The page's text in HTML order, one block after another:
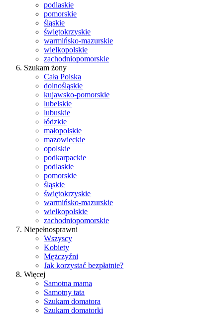
podlaskie
pomorskie
śląskie
świętokrzyskie
warmińsko-mazurskie
wielkopolskie
zachodniopomorskie
Szukam żony
Cała Polska
dolnośląskie
kujawsko-pomorskie
lubelskie
lubuskie
łódzkie
małopolskie
mazowieckie
opolskie
podkarpackie
podlaskie
pomorskie
śląskie
świętokrzyskie
warmińsko-mazurskie
wielkopolskie
zachodniopomorskie
Niepełnosprawni
Wszyscy
Kobiety
Mężczyźni
Jak korzystać bezpłatnie?
Więcej
Samotna mama
Samotny tata
Szukam domatora
Szukam domatorki